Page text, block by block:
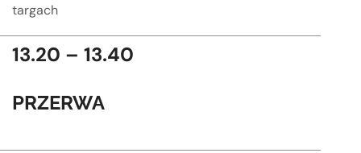
targach
13.20 – 13.40
PRZERWA